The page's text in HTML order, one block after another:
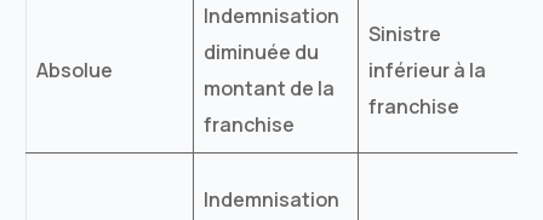
Absolue
Indemnisation
diminuée du
montant de la
franchise
Sinistre
inférieur à la
franchise
Indemnisation